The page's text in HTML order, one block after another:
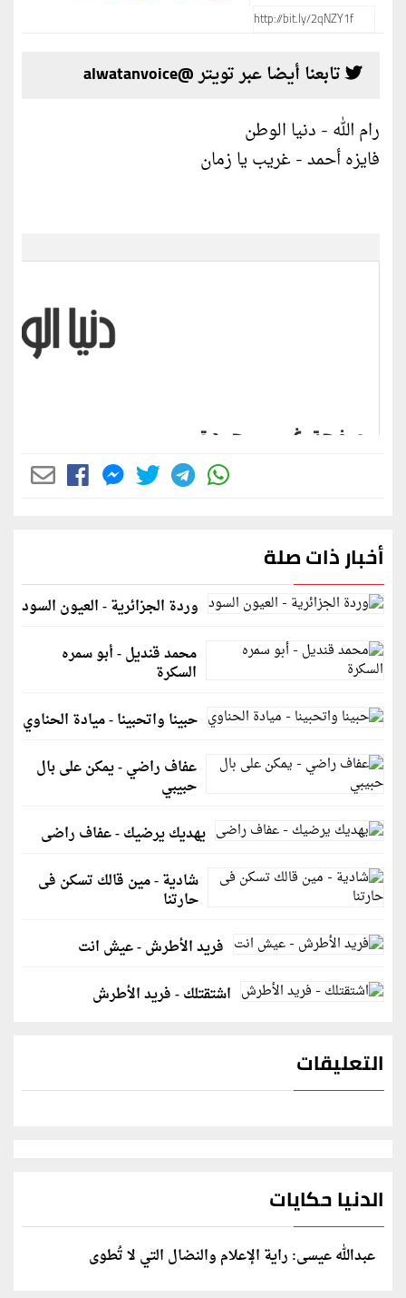
تابعنا أيضا عبر تويتر @alwatanvoice
رام الله - دنيا الوطن
فايزه أحمد - غريب يا زمان
أخبار ذات صلة
وردة الجزائرية - العيون السود
محمد قنديل - أبو سمره
السكرة
حبينا واتحبينا - ميادة الحناوي
عفاف راضي - يمكن على بال
حبيبي
يهديك يرضيك - عفاف راضى
شادية - مين قالك تسكن فى
حارتنا
فريد الأطرش - عيش انت
اشتقتلك - فريد الأطرش
التعليقات
الدنيا حكايات
عبدالله عيسى: راية الإعلام والنضال التي لا تُطوى